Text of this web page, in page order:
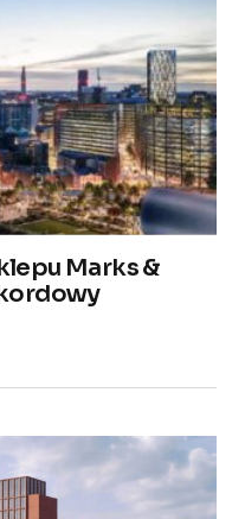
przeglądarce
komentarzy.
Marks &